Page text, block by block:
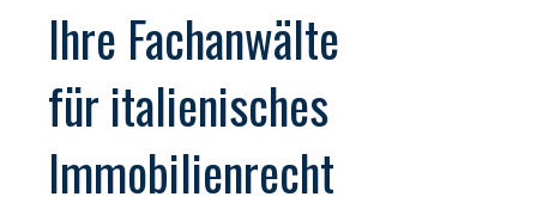
Ihre Fachanwälte
für italienisches
Immobilienrecht